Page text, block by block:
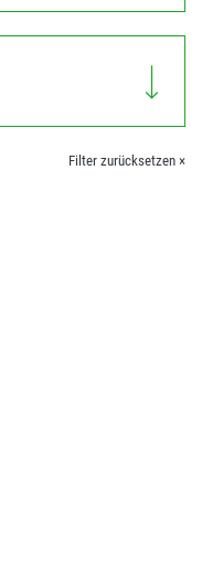
Filter zurücksetzen ×